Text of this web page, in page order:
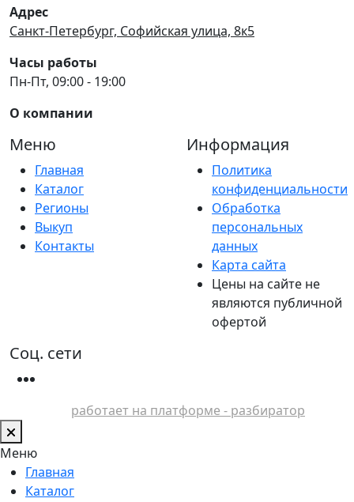
Адрес
Санкт-Петербург, Софийская улица, 8к5
Часы работы
Пн-Пт, 09:00 - 19:00
О компании
Меню
Главная
Каталог
Регионы
Выкуп
Контакты
Информация
Политика
конфиденциальности
Обработка
персональных
данных
Карта сайта
Цены на сайте не
являются публичной
офертой
Соц. сети
работает на платформе - разбиратор
Меню
Главная
Каталог